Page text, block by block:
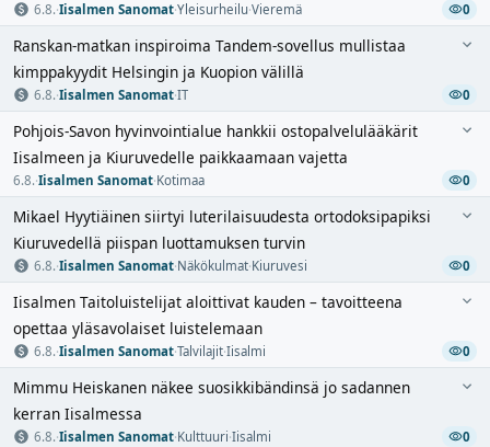
6.8.·Iisalmen Sanomat·Yleisurheilu·Vieremä 0
Ranskan-matkan inspiroima Tandem-sovellus mullistaa
kimppakyydit Helsingin ja Kuopion välillä
6.8.·Iisalmen Sanomat·IT 0
Pohjois-Savon hyvinvointialue hankkii ostopalvelulääkärit
Iisalmeen ja Kiuruvedelle paikkaamaan vajetta
6.8.·Iisalmen Sanomat·Kotimaa 0
Mikael Hyytiäinen siirtyi luterilaisuudesta ortodoksipapiksi
Kiuruvedellä piispan luottamuksen turvin
6.8.·Iisalmen Sanomat·Näkökulmat·Kiuruvesi 0
Iisalmen Taitoluistelijat aloittivat kauden – tavoitteena
opettaa yläsavolaiset luistelemaan
6.8.·Iisalmen Sanomat·Talvilajit·Iisalmi 0
Mimmu Heiskanen näkee suosikkibändinsä jo sadannen
kerran Iisalmessa
6.8.·Iisalmen Sanomat·Kulttuuri·Iisalmi 0